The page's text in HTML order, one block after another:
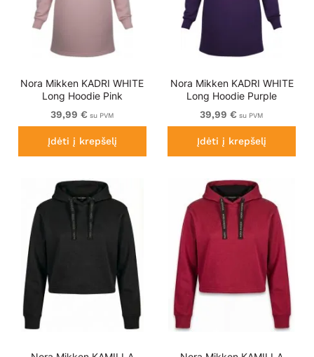
Nora Mikken KADRI WHITE
Long Hoodie Pink
39,99 € su PVM
Įdėti į krepšelį
Nora Mikken KADRI WHITE
Long Hoodie Purple
39,99 € su PVM
Įdėti į krepšelį